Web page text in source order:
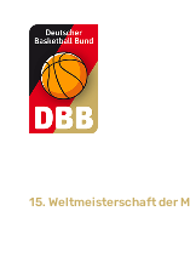
15. Weltmeisterschaft der